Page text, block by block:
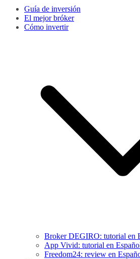
Guía de inversión
El mejor bróker
Cómo invertir
Broker DEGIRO: tutorial en
App Vivid: tutorial en
Freedom24: review en